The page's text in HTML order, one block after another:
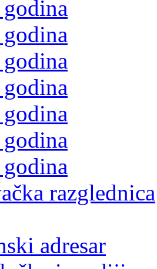
razglednica
adresar